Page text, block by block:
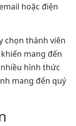
hoặc điện
chọn thành viên
mang đến
hình thức
mang đến quý